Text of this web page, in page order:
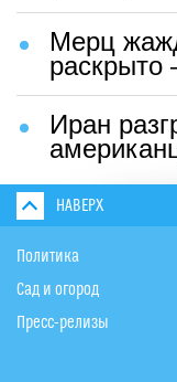
Мерц
Иран
НАВЕРХ
Политика
Сад и огород
Пресс-релизы